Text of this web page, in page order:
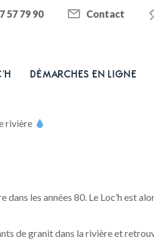
57 79 90 Contact
DÉMARCHES EN LIGNE
rivière
les années 80. Le Loc’h est
de granit dans la rivière et